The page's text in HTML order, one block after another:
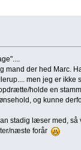
mand der hed Marc.
men jeg er ikke
holde en
og kunne
stadig læser med,
næste forår